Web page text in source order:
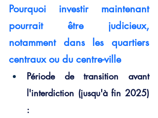
Pourquoi investir maintenant
pourrait être judicieux,
notamment dans les quartiers
centraux ou du centre-ville
Période de transition avant
l'interdiction (jusqu'à fin 2025)
: